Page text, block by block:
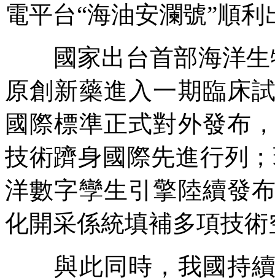
電平台“海油安瀾號”順利
國家出台首部海洋生
原創新藥進入一期臨床
國際標準正式對外發布
技術躋身國際先進行列
洋數字孿生引擎陸續發
化開采係統填補多項技術
與此同時，我國持續